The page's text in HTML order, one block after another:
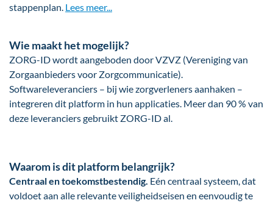
stappenplan. Lees meer...
Wie maakt het mogelijk?
ZORG-ID wordt aangeboden door VZVZ (Vereniging van
Zorgaanbieders voor Zorgcommunicatie).
Softwareleveranciers – bij wie zorgverleners aanhaken –
integreren dit platform in hun applicaties. Meer dan 90 % van
deze leveranciers gebruikt ZORG-ID al.
Waarom is dit platform belangrijk?
Centraal en toekomstbestendig. Eén centraal systeem, dat
voldoet aan alle relevante veiligheidseisen en eenvoudig te